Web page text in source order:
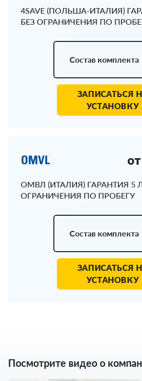
4SAVE (ПОЛЬША-ИТАЛИЯ)
БЕЗ ОГРАНИЧЕНИЯ ПО
Состав комплекта
ЗАПИСАТЬСЯ
УСТАНОВКУ
ОМВЛ (ИТАЛИЯ) ГАРАНТИЯ 5
ОГРАНИЧЕНИЯ ПО ПРОБЕГУ
от
Состав комплекта
ЗАПИСАТЬСЯ
УСТАНОВКУ
Посмотрите видео о